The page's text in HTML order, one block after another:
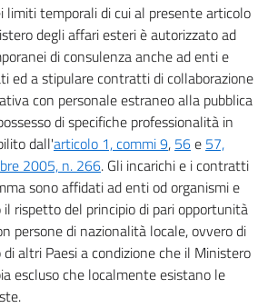
limiti temporali di cui al presente articolo
degli affari esteri è autorizzato ad
di consulenza anche ad enti e
ed a stipulare contratti di collaborazione
con personale estraneo alla pubblica
di specifiche professionalità in
dall'articolo 1, commi 9, 56e 57,
2005, n. 266. Gli incarichi e i contratti
sono affidati ad enti od organismi e
rispetto del principio di pari opportunità
persone di nazionalità locale, ovvero di
altri Paesi a condizione che il Ministero
escluso che localmente esistano le